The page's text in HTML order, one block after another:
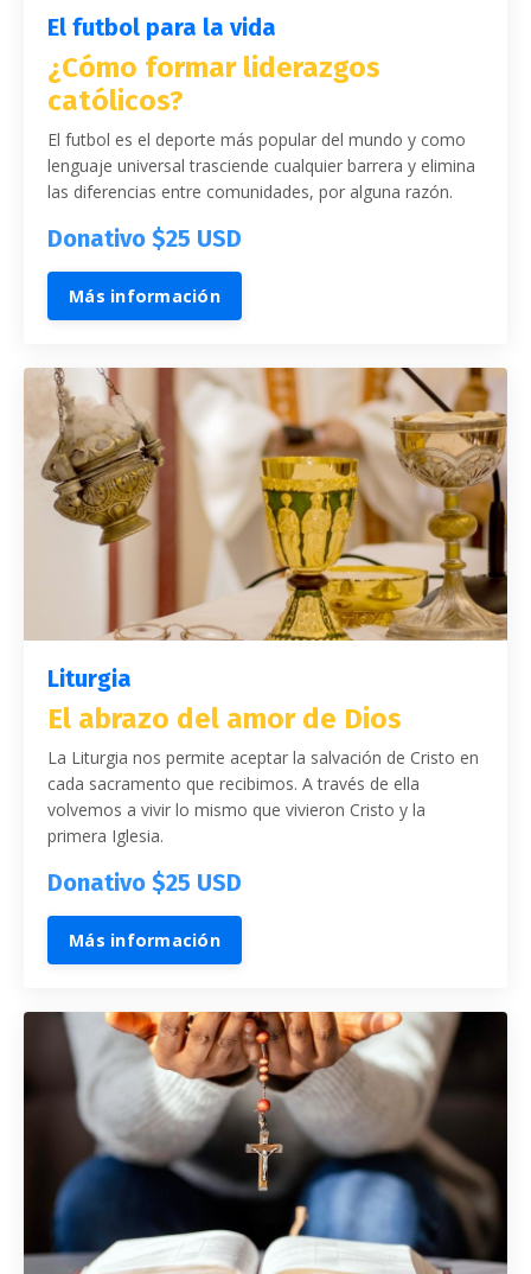
El futbol para la vida
¿Cómo formar liderazgos
católicos?
El futbol es el deporte más popular del mundo y como
lenguaje universal trasciende cualquier barrera y elimina
las diferencias entre comunidades, por alguna razón.
Donativo $25 USD
Más información
Liturgia
El abrazo del amor de Dios
La Liturgia nos permite aceptar la salvación de Cristo en
cada sacramento que recibimos. A través de ella
volvemos a vivir lo mismo que vivieron Cristo y la
primera Iglesia.
Donativo $25 USD
Más información